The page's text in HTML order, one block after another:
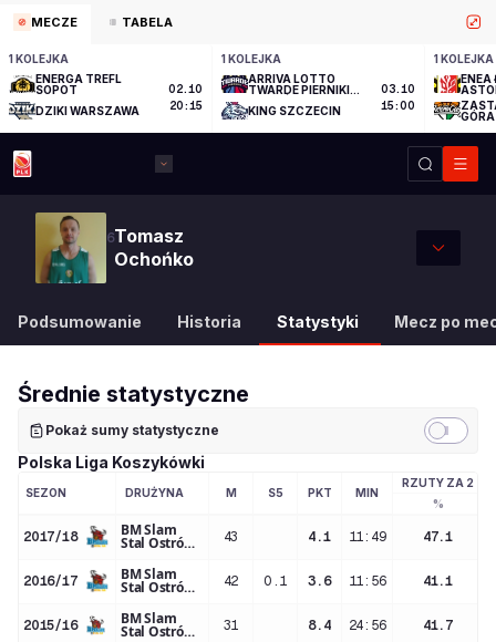
MECZE TABELA
1 KOLEJKA
ENERGA TREFL
SOPOT
DZIKI WARSZAWA
02.10
20:15
1 KOLEJKA
ARRIVA LOTTO
TWARDE PIERNIKI
KING SZCZECIN
03.10
15:00
1 KOLEJKA
ENEA
GÓRA
6Tomasz
Ochońko
Podsumowanie Historia Statystyki Mecz po
Średnie statystyczne
Pokaż sumy statystyczne
Polska Liga Koszykówki
SEZON DRUŻYNA M S5 PKT MIN
RZUTY ZA 2
%
2017/18 BM Slam
Stal Ostrów 43 4.1 11:49 47.1
2016/17 BM Slam
Stal Ostrów 42 0.1 3.6 11:56 41.1
2015/16 BM Slam
Stal Ostrów 31 8.4 24:56 41.7